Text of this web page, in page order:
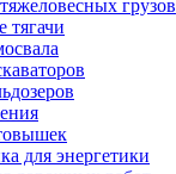
грузов
для энергетики